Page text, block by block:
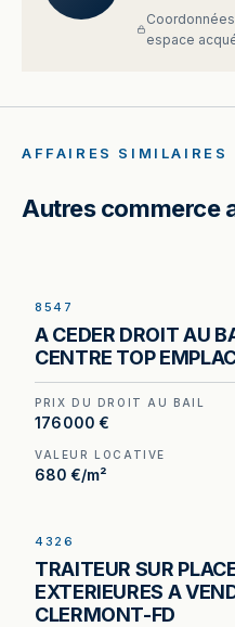
espace
AFFAIRES SIMILAIRES
Autres commerce
8547
A CEDER DROIT AU
CENTRE TOP
PRIX DU DROIT AU BAIL
176 000 €
VALEUR LOCATIVE
680 €/m²
d'un centre
parkings à proximité.
4326
TRAITEUR SUR
EXTERIEURES A
CLERMONT-FD